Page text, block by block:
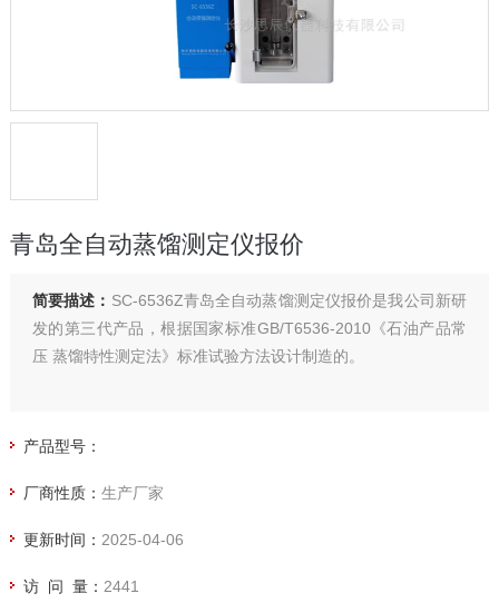
青岛全自动蒸馏测定仪报价
简要描述： SC-6536Z青岛全自动蒸馏测定仪报价是我公司新研
发的第三代产品，根据国家标准GB/T6536-2010《石油产品常
压 蒸馏特性测定法》标准试验方法设计制造的。
产品型号：
厂商性质： 生产厂家
更新时间： 2025-04-06
访 问 量： 2441